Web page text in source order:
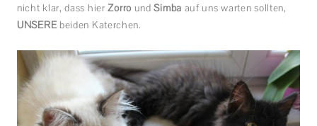
nicht klar, dass hierZorro undSimba auf uns warten sollten,
UNSEREbeiden Katerchen.